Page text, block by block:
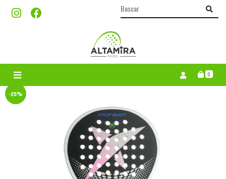
0
-25%